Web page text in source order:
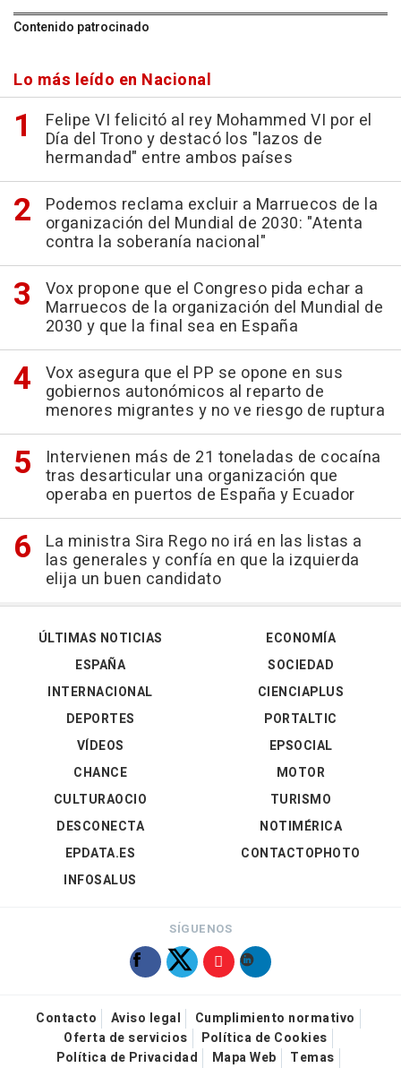
Contenido patrocinado
Lo más leído en Nacional
Felipe VI felicitó al rey Mohammed VI por el
Día del Trono y destacó los "lazos de
hermandad" entre ambos países
Podemos reclama excluir a Marruecos de la
organización del Mundial de 2030: "Atenta
contra la soberanía nacional"
Vox propone que el Congreso pida echar a
Marruecos de la organización del Mundial de
2030 y que la final sea en España
Vox asegura que el PP se opone en sus
gobiernos autonómicos al reparto de
menores migrantes y no ve riesgo de ruptura
Intervienen más de 21 toneladas de cocaína
tras desarticular una organización que
operaba en puertos de España y Ecuador
La ministra Sira Rego no irá en las listas a
las generales y confía en que la izquierda
elija un buen candidato
ÚLTIMAS NOTICIAS
ESPAÑA
INTERNACIONAL
DEPORTES
VÍDEOS
ECONOMÍA
SOCIEDAD
CIENCIAPLUS
PORTALTIC
EPSOCIAL
CHANCE
CULTURAOCIO
DESCONECTA
EPDATA.ES
INFOSALUS
MOTOR
TURISMO
NOTIMÉRICA
CONTACTOPHOTO
SÍGUENOS
Contacto Aviso legal
Cumplimiento normativo
Oferta de servicios
Política de Cookies
Política de Privacidad
Mapa Web Temas